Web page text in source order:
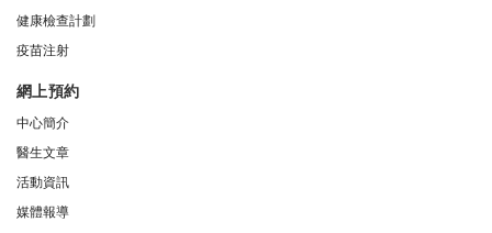
健康檢查計劃
疫苗注射
網上預約
中心簡介
醫生文章
活動資訊
媒體報導